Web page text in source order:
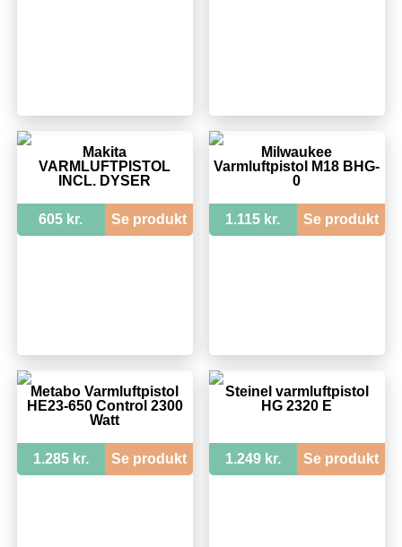
Makita
VARMLUFTPISTOL
INCL. DYSER
605 kr. Se produkt
Milwaukee
Varmluftpistol M18 BHG-
0
1.115 kr. Se produkt
Metabo Varmluftpistol
HE23-650 Control 2300
Watt
1.285 kr. Se produkt
Steinel varmluftpistol
HG 2320 E
1.249 kr. Se produkt